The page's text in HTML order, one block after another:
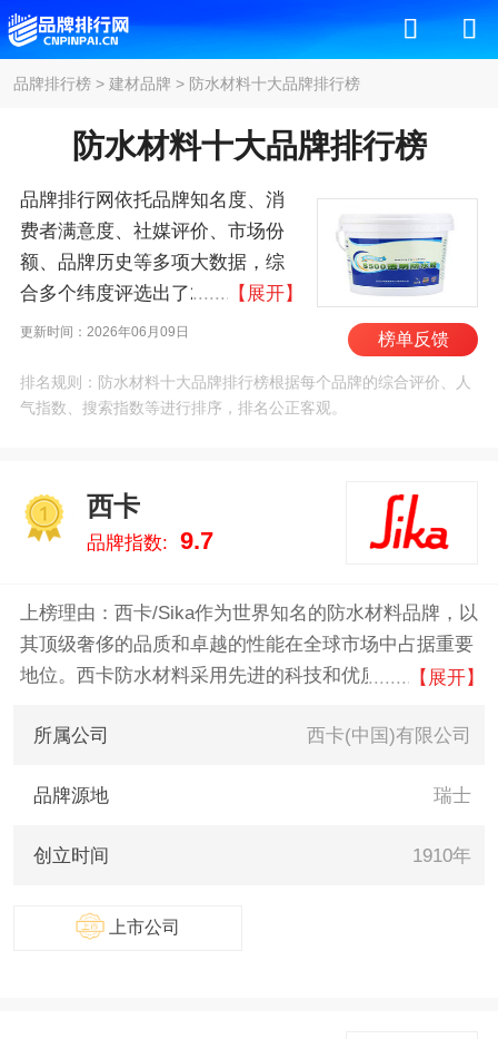
品牌排行榜> 建材品牌 > 防水材料十大品牌排行榜
防水材料十大品牌排行榜
品牌排行网依托品牌知名度、消
费者满意度、社媒评价、市场份
额、品牌历史等多项大数据，综
合多个纬度评选出了2026年防水
材料十大品牌排行榜，其中前十
邦/NIPPON、马贝/MAPEI、东方
雨虹、三棵树/SKSHU、德
真实的数据告诉您防水材料什么
牌子好，供您参考。
【展开】
更新时间：2026年06月09日 榜单反馈
排名规则：防水材料十大品牌排行榜根据每个品牌的综合评价、人
气指数、搜索指数等进行排序，排名公正客观。
西卡
品牌指数: 9.7
上榜理由：西卡/Sika作为世界知名的防水材料品牌，以
其顶级奢侈的品质和卓越的性能在全球市场中占据重要
地位。西卡防水材料采用先进的科技和优质的原材料，
创新的设计，使得西卡防水材料在各种极端环境下都能
【展开】
所属公司 西卡(中国)有限公司
品牌源地 瑞士
创立时间 1910年
上市公司